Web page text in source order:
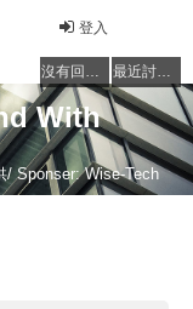
登入
沒有回覆的主題 最近討論的主題
With
/ Sponser: Wise-Tech